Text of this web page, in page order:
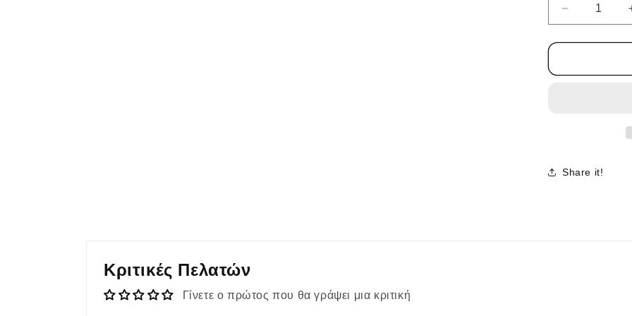
Μείωση
ποσότητας
για
SET
Share it!
Κριτικές Πελατών
Γίνετε ο πρώτος που θα γράψει μια κριτική